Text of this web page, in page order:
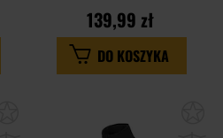
139,99 zł
DO KOSZYKA